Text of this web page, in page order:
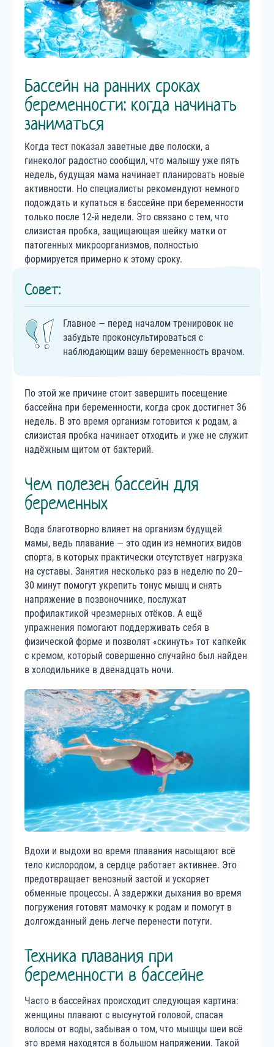
Бассейн на ранних сроках
беременности: когда начинать
заниматься
Когда тест показал заветные две полоски, а
гинеколог радостно сообщил, что малышу уже пять
недель, будущая мама начинает планировать новые
активности. Но специалисты рекомендуют немного
подождать и купаться в бассейне при беременности
только после 12-й недели. Это связано с тем, что
слизистая пробка, защищающая шейку матки от
патогенных микроорганизмов, полностью
формируется примерно к этому сроку.
Совет:
Главное — перед началом тренировок не
забудьте проконсультироваться с
наблюдающим вашу беременность врачом.
По этой же причине стоит завершить посещение
бассейна при беременности, когда срок достигнет 36
недель. В это время организм готовится к родам, а
слизистая пробка начинает отходить и уже не служит
надёжным щитом от бактерий.
Чем полезен бассейн для
беременных
Вода благотворно влияет на организм будущей
мамы, ведь плавание — это один из немногих видов
спорта, в которых практически отсутствует нагрузка
на суставы. Занятия несколько раз в неделю по 20–
30 минут помогут укрепить тонус мышц и снять
напряжение в позвоночнике, послужат
профилактикой чрезмерных отёков. А ещё
упражнения помогают поддерживать себя в
физической форме и позволят «скинуть» тот капкейк
с кремом, который совершенно случайно был найден
в холодильнике в двенадцать ночи.
Вдохи и выдохи во время плавания насыщают всё
тело кислородом, а сердце работает активнее. Это
предотвращает венозный застой и ускоряет
обменные процессы. А задержки дыхания во время
погружения готовят мамочку к родам и помогут в
долгожданный день легче перенести потуги.
Техника плавания при
беременности в бассейне
Часто в бассейнах происходит следующая картина:
женщины плавают с высунутой головой, спасая
волосы от воды, забывая о том, что мышцы шеи всё
это время находятся в большом напряжении. Такой